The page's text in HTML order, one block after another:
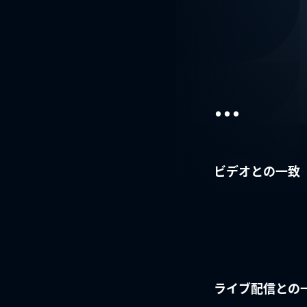
...
ビデオとの一致
ライブ配信との